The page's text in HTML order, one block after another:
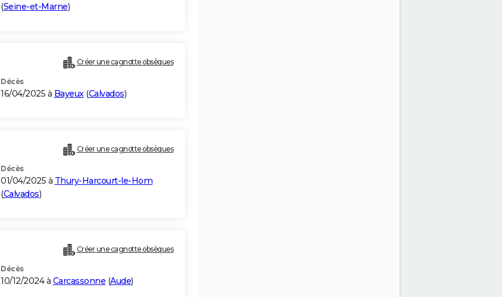
(Seine-et-Marne)
Créer une cagnotte obsèques
Décès
16/04/2025 à Bayeux(Calvados)
Créer une cagnotte obsèques
Décès
01/04/2025 à Thury-Harcourt-le-Hom
(Calvados)
Créer une cagnotte obsèques
Décès
10/12/2024 à Carcassonne (Aude)